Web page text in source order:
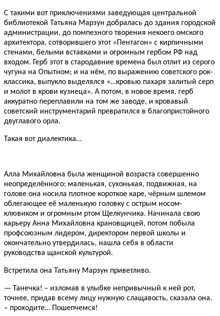
С такими вот приключениями заведующая центральной
библиотекой Татьяна Марзун добралась до здания городской
администрации, до помпезного творения некоего омского
архитектора, сотворившего этот «Пентагон» с кирпичными
стенами, белыми вставками и огромным гербом РФ над
входом. Герб этот в стародавние времена был отлит из серого
чугуна на Опытном; и на нём, по выражению советского рок-
классика, выпукло выделялся «…кровью пахаря залитый серп
и молот в крови кузнеца». А потом, в новое время, герб
аккуратно переплавили на том же заводе, и кровавый
советский инструментарий превратился в благопристойного
двуглавого орла.
Такая вот диалектика…
Алла Михайловна была женщиной возраста совершенно
неопределённого: маленькая, сухонькая, подвижная, на
голове она носила плотное короткое каре, чёрным шлемом
облегающее её маленькую головку с острым носом-
клювиком и огромным ртом Щелкунчика. Начинала свою
карьеру Анна Михайловна крановщицей, потом побыла
профсоюзным лидером, директором первой школы и
окончательно утвердилась, нашла себя в области
руководства щанской культурой.
Встретила она Татьяну Марзун приветливо.
— Танечка! – изломав в улыбке непривычный к ней рот,
точнее, придав всему лицу нужную слащавость, сказала она.
– проходите… Пошепчемся!